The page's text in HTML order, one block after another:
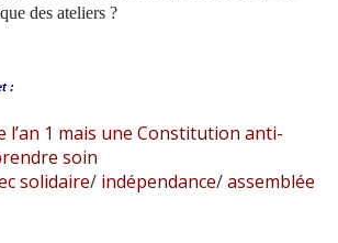
des ateliers ?
:
l’an 1 mais une Constitution anti-
soin
solidaire/ indépendance/assemblée